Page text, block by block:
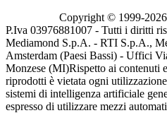
Copyright © 1999-2026
P.Iva 03976881007 - Tutti i diritti
Mediamond S.p.A. - RTI S.p.A.,
Amsterdam (Paesi Bassi) - Uffici
Monzese (MI)Rispetto ai contenuti
riprodotti è vietata ogni
sistemi di intelligenza artificiale
espresso di utilizzare mezzi